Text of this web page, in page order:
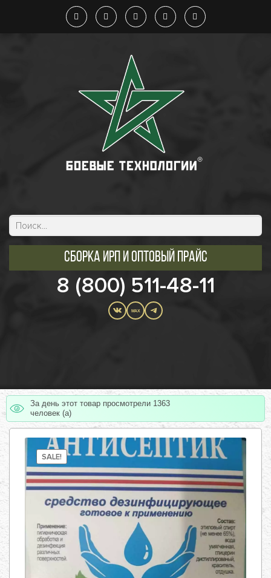
Сборка ИРП и оптовый прайс
8 (800) 511-48-11
MAX
За день этот товар просмотрели 1363
человек (а)
SALE!